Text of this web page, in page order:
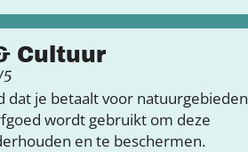
Cultuur
dat je betaalt voor natuurgebieden
wordt gebruikt om deze
en te beschermen.